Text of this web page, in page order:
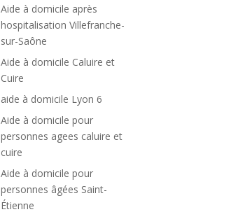
Aide à domicile après
hospitalisation Villefranche-
sur-Saône
Aide à domicile Caluire et
Cuire
aide à domicile Lyon 6
Aide à domicile pour
personnes agees caluire et
cuire
Aide à domicile pour
personnes âgées Saint-
Étienne